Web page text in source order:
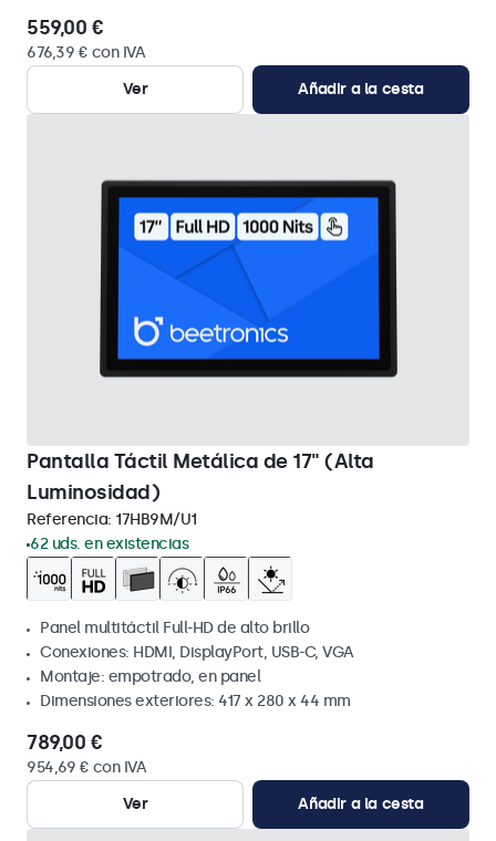
559,00 €
676,39 € con IVA
Ver
Añadir a la cesta
Pantalla Táctil Metálica de 17" (Alta
Luminosidad)
Referencia: 17HB9M/U1
62 uds. en existencias
Panel multitáctil Full-HD de alto brillo
Conexiones: HDMI, DisplayPort, USB-C, VGA
Montaje: empotrado, en panel
Dimensiones exteriores: 417 x 280 x 44 mm
789,00 €
954,69 € con IVA
Ver
Añadir a la cesta